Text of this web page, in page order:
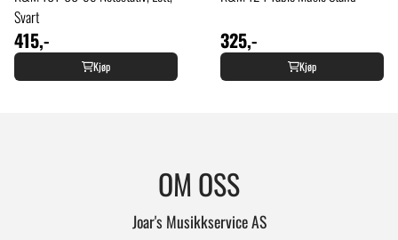
Svart
415,-
Kjøp
325,-
Kjøp
OM OSS
Joar's Musikkservice AS